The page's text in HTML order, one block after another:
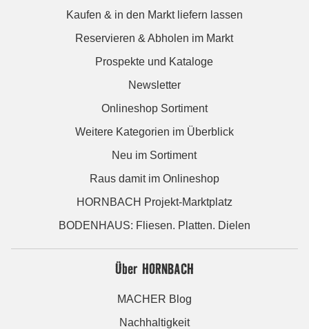
Kaufen & in den Markt liefern lassen
Reservieren & Abholen im Markt
Prospekte und Kataloge
Newsletter
Onlineshop Sortiment
Weitere Kategorien im Überblick
Neu im Sortiment
Raus damit im Onlineshop
HORNBACH Projekt-Marktplatz
BODENHAUS: Fliesen. Platten. Dielen
Über HORNBACH
MACHER Blog
Nachhaltigkeit